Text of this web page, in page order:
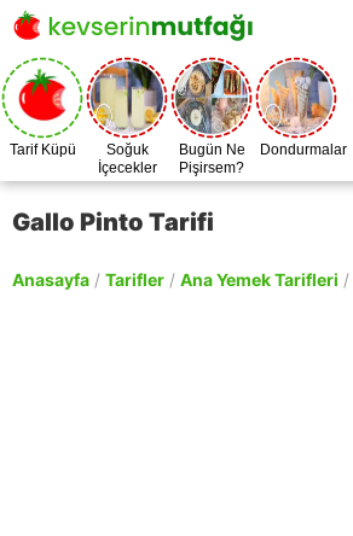
Tarif Küpü
Soğuk
İçecekler
Bugün Ne
Pişirsem?
Dondurmalar
Gallo Pinto Tarifi
Anasayfa / Tarifler / Ana Yemek Tarifleri /